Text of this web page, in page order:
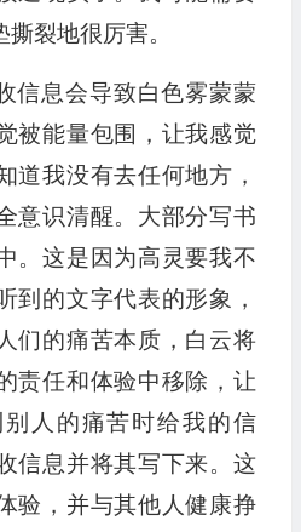
裂地很厉害。
信息会导致白色雾蒙蒙
被能量包围，让我感觉
道我没有去任何地方，
意识清醒。大部分写书
。这是因为高灵要我不
到的文字代表的形象，
们的痛苦本质，白云将
责任和体验中移除，让
人的痛苦时给我的信
信息并将其写下来。这
验，并与其他人健康挣